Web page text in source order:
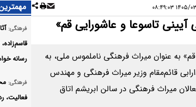
۰۱ ۰۸:۴۹:۰۳
تاسوعا و عاشورایی قم»
به عنوان میراث فرهنگی ناملموس ملی، به
قائم‌مقام وزیر میراث فرهنگی و مهندس
میراث فرهنگی در سالن ابریشم اتاق
فرهنگی:
رسانه
فرهنگی:
فعالیت،